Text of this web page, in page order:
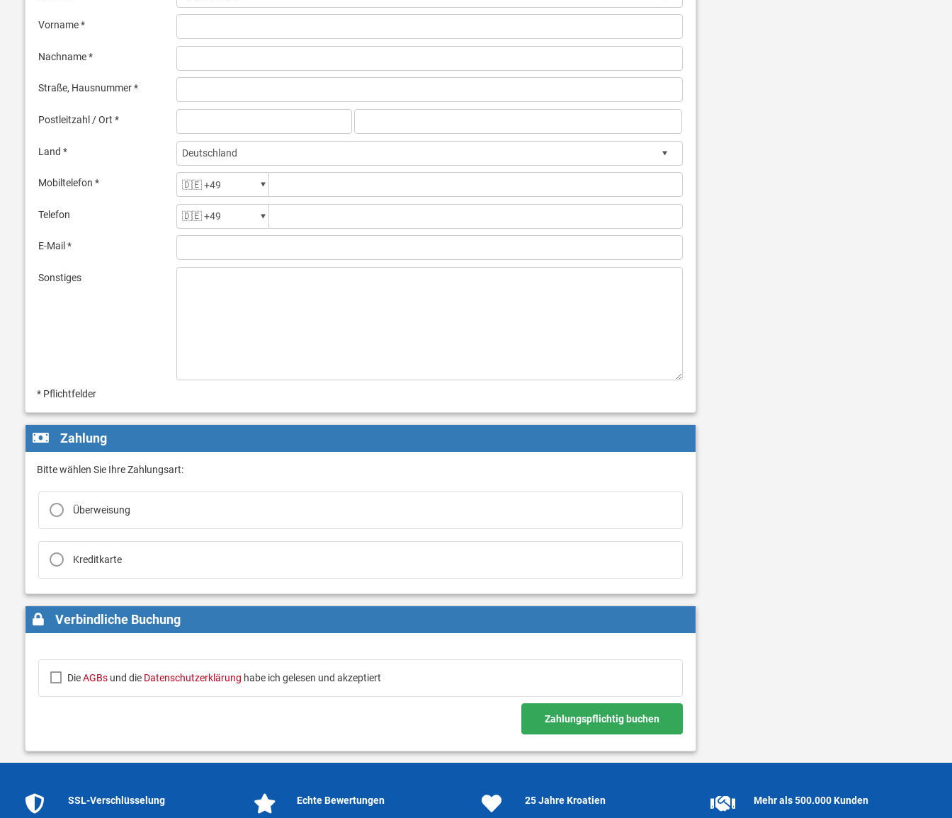
Vorname *
Nachname *
Straße, Hausnummer *
Postleitzahl / Ort *
Land *
Mobiltelefon *
Telefon
E-Mail *
Sonstiges
* Pflichtfelder
Zahlung
Bitte wählen Sie Ihre Zahlungsart:
Überweisung
Kreditkarte
Verbindliche Buchung
DieAGBsund die Datenschutzerklärung habe ich gelesen und akzeptiert
Zahlungspflichtig buchen
SSL-Verschlüsselung Echte Bewertungen 25 Jahre Kroatien Mehr als 500.000 Kunden